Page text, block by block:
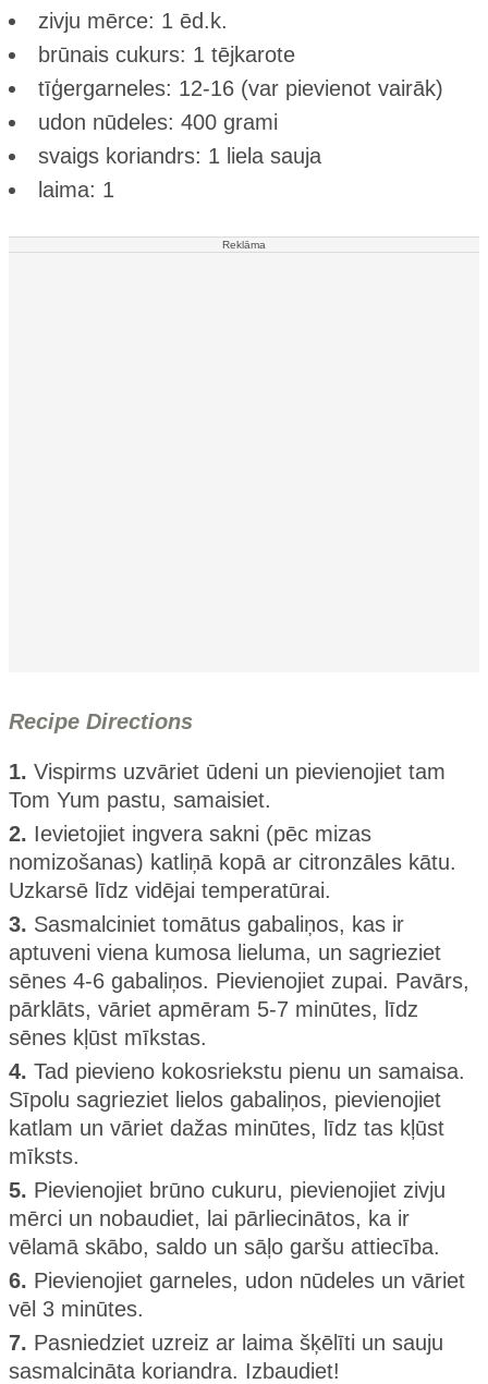
zivju mērce: 1 ēd.k.
brūnais cukurs: 1 tējkarote
tīģergarneles: 12-16 (var pievienot vairāk)
udon nūdeles: 400 grami
svaigs koriandrs: 1 liela sauja
laima: 1
Reklāma
Recipe Directions
1. Vispirms uzvāriet ūdeni un pievienojiet tam
Tom Yum pastu, samaisiet.
2. Ievietojiet ingvera sakni (pēc mizas
nomizošanas) katliņā kopā ar citronzāles kātu.
Uzkarsē līdz vidējai temperatūrai.
3. Sasmalciniet tomātus gabaliņos, kas ir
aptuveni viena kumosa lieluma, un sagrieziet
sēnes 4-6 gabaliņos. Pievienojiet zupai. Pavārs,
pārklāts, vāriet apmēram 5-7 minūtes, līdz
sēnes kļūst mīkstas.
4. Tad pievieno kokosriekstu pienu un samaisa.
Sīpolu sagrieziet lielos gabaliņos, pievienojiet
katlam un vāriet dažas minūtes, līdz tas kļūst
mīksts.
5. Pievienojiet brūno cukuru, pievienojiet zivju
mērci un nobaudiet, lai pārliecinātos, ka ir
vēlamā skābo, saldo un sāļo garšu attiecība.
6. Pievienojiet garneles, udon nūdeles un vāriet
vēl 3 minūtes.
7. Pasniedziet uzreiz ar laima šķēlīti un sauju
sasmalcināta koriandra. Izbaudiet!